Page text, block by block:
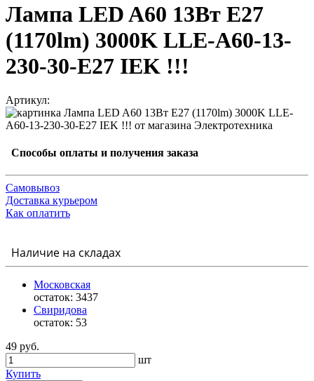
Лампа LED A60 13Вт Е27
(1170lm) 3000K LLE-A60-13-
230-30-E27 IEK !!!
Артикул:
Способы оплаты и получения заказа
Самовывоз
Доставка курьером
Как оплатить
Наличие на складах
Московская
остаток: 3437
Свиридова
остаток: 53
49 руб.
шт
Купить